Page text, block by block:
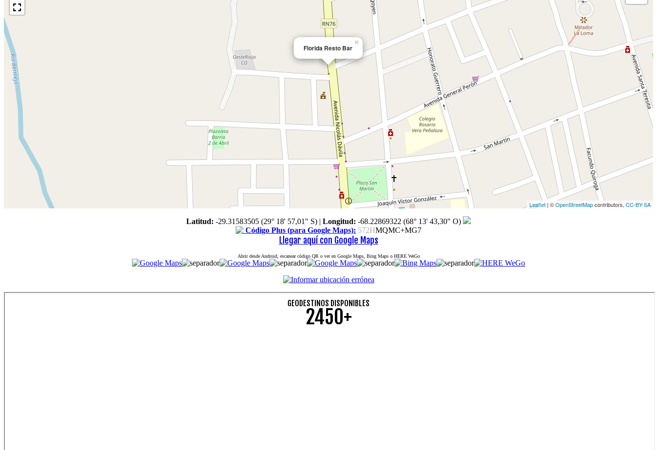
Florida Resto Bar
×
Leaflet | ©OpenStreetMapcontributors, CC-BY-SA
Latitud: -29.31583505 (29° 18' 57,01" S) | Longitud: -68.22869322 (68° 13' 43,30" O)
Código Plus (para Google Maps): 572HMQMC+MG7
Llegar aquí con Google Maps
Abrir desde Android, escanear código QR o ver en Google Maps, Bing Maps o HERE WeGo
GEODESTINOS DISPONIBLES
2450+